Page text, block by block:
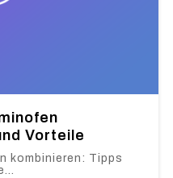
Vorteile
kombinieren: Tipps